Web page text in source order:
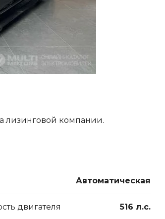
лизинговой компании.
Автоматическая
двигателя 516 л.с.